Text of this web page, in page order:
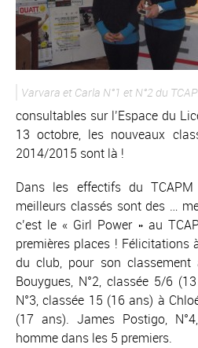
Varvara et Carla N°1 et N°2 du
consultables sur l’Espace du
13 octobre, les nouveaux
2014/2015 sont là !
Dans les effectifs du
meilleurs classés sont des …
c’est le « Girl Power » au
premières places ! Félicitations
du club, pour son
Bouygues, N°2, classée 5/6
N°3, classée 15 (16 ans) à
(17 ans). James Postigo,
homme dans les 5 premiers.